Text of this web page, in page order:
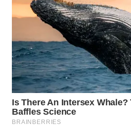
WN
KARAWANG
WN
BEKASI